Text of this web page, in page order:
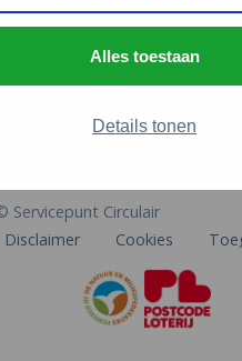
Alles toestaan
Details tonen
Schendelstraat 600
Servicepunt Circulair
Disclaimer Cookies